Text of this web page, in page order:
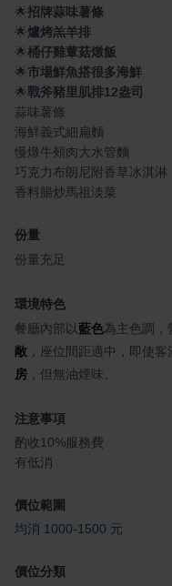
🌟招牌蒜味薯條
🌟爐烤羔羊排
🌟桶仔雞蕈菇燉飯
🌟市場鮮魚搭很多海鮮
🌟戰斧豬里肌排12盎司
蒜味薯條
海鮮義式細扁麵
慢燉牛頰肉大水管麵
巧克力布朗尼附香草冰淇淋
香料腸炒馬祖淡菜
份量
份量充足
環境特色
餐廳內部以藍色為主色調，
敞 ，座位間距適中，即使
房 ，但無油煙味。
注意事項
酌收10%服務費
有低消
價位範圍
均消 1000-1500 元
價位分類